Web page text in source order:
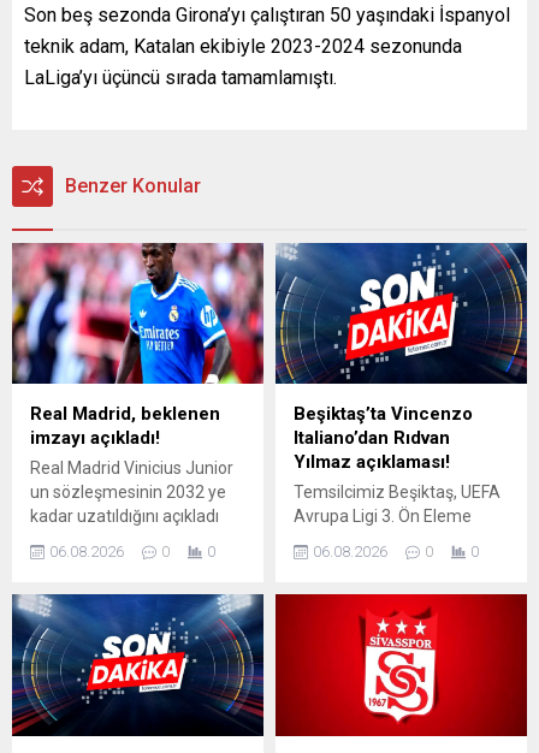
Son beş sezonda Girona’yı çalıştıran 50 yaşındaki İspanyol
teknik adam, Katalan ekibiyle 2023-2024 sezonunda
LaLiga’yı üçüncü sırada tamamlamıştı.
Benzer Konular
Real Madrid, beklenen
imzayı açıkladı!
Real Madrid Vinicius Junior
un sözleşmesinin 2032 ye
kadar uzatıldığını açıkladı
06.08.2026 0 0
Beşiktaş’ta Vincenzo
Italiano’dan Rıdvan
Yılmaz açıklaması!
Temsilcimiz Beşiktaş, UEFA
Avrupa Ligi 3. Ön Eleme
deplasmanda Çekya ekibi
paylaşıyor. Bu mücadele
öncesi siyah-beyazlılarda
teknik direktör Vincenzo
Italiano dikkat çeken
açıklamalarda bulundu. İşte
o sözler...
06.08.2026 0 0